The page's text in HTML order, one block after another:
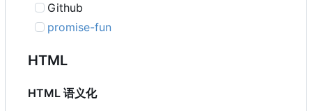
Github
promise-fun
HTML
HTML 语义化